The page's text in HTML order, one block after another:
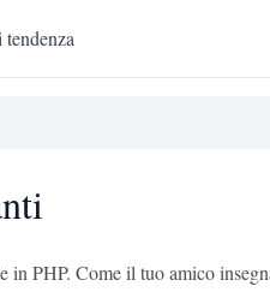
PHP. Come il tuo amico